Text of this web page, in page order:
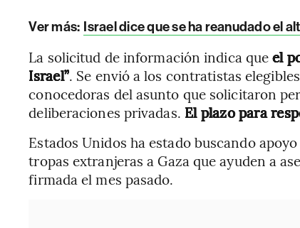
Ver más: Israel dice que se ha reanudado el
La solicitud de información indica queel
Israel”. Se envió a los contratistas
conocedoras del asunto que solicitaron
deliberaciones privadas. El plazo para
Estados Unidos ha estado buscando
tropas extranjeras a Gaza que ayuden a
firmada el mes pasado.